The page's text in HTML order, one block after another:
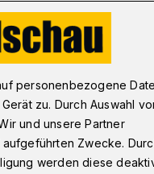
personenbezogene
zu. Durch Auswahl
und unsere Partner
Zwecke.
werden diese